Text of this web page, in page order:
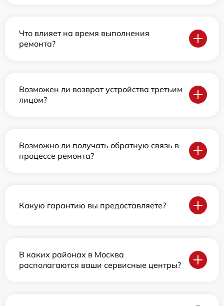
Что влияет на время выполнения
ремонта?
Возможен ли возврат устройства третьим
лицом?
Возможно ли получать обратную связь в
процессе ремонта?
Какую гарантию вы предоставляете?
В каких районах в Москва
располагаются ваши сервисные центры?